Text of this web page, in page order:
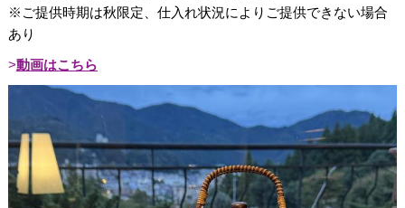
※ご提供時期は秋限定、仕入れ状況によりご提供できない場合
あり
動画はこちら